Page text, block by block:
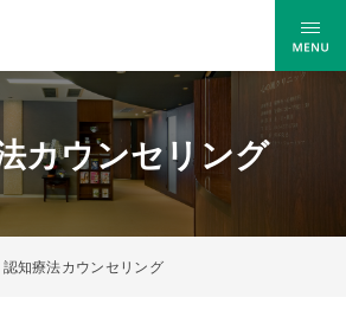
カウンセリング
認知療法カウンセリング